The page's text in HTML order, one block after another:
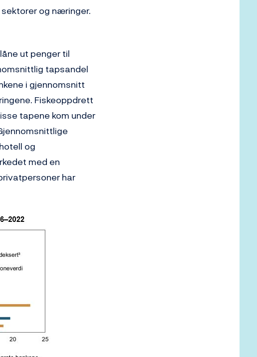
og næringer.
ut penger til
tapsandel
i gjennomsnitt
Fiskeoppdrett
tapene kom under
og
med en
har